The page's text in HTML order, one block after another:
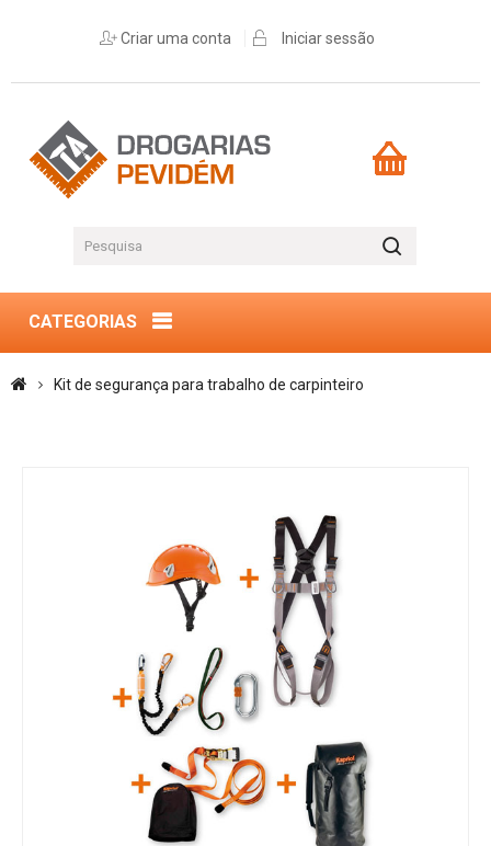
Criar uma conta Iniciar sessão
CATEGORIAS
Kit de segurança para trabalho de carpinteiro